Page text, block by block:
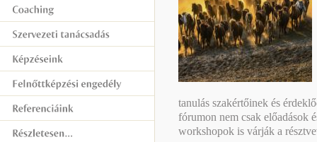
tanulás szakértőinek és
fórumon nem csak előadások
workshopok is várják a